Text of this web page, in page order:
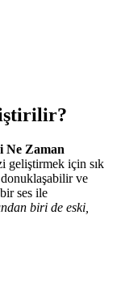
Ne Zaman
geliştirmek için sık
donuklaşabilir ve
ses ile
biri de eski,